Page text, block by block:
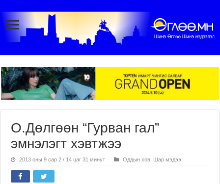
О.Дөлгөөн “Гурван гал”
эмнэлэгт хэвтжээ
2013 оны 9 сар 2 / 14 цаг 31 минут Оддын хов Шар мэдээ